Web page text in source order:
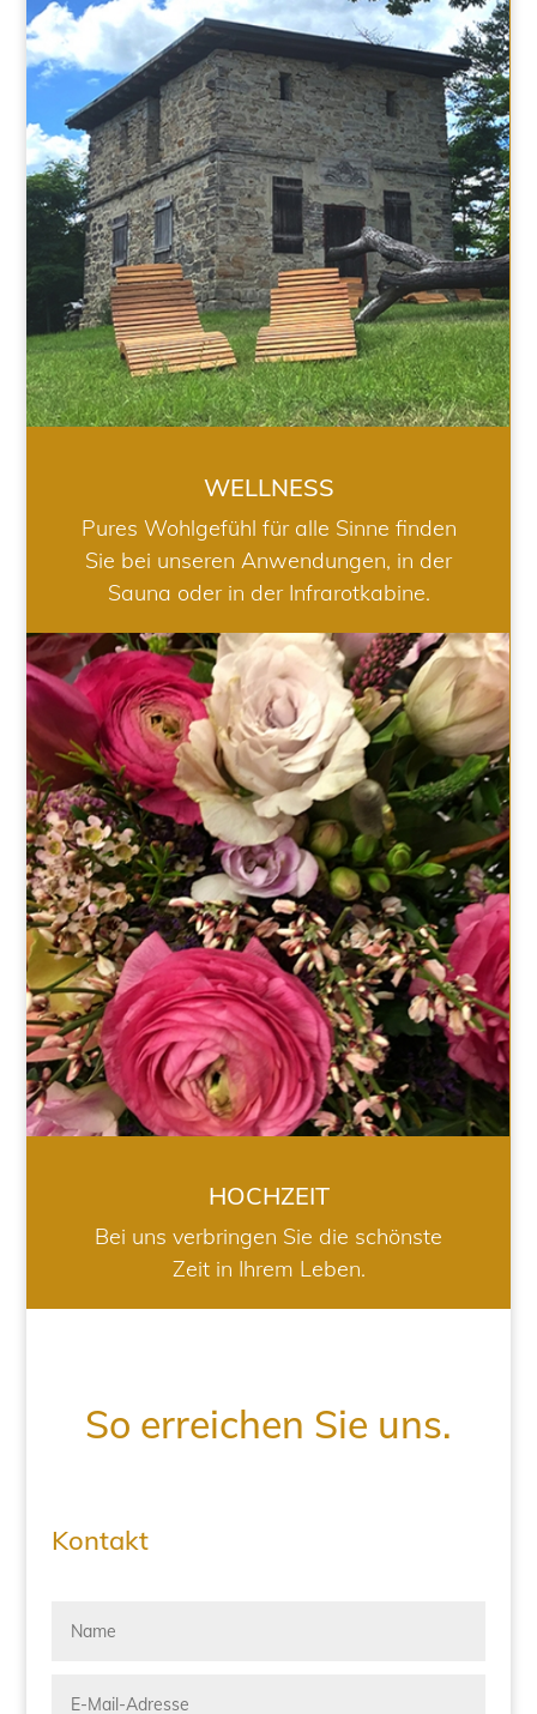
WELLNESS
WELLNESS
Pures Wohlgefühl für alle Sinne finden
Sie bei unseren Anwendungen, in der
Sauna oder in der Infrarotkabine.
HOCHZEIT
HOCHZEIT
Bei uns verbringen Sie die schönste
Zeit in Ihrem Leben.
So erreichen Sie uns.
Kontakt